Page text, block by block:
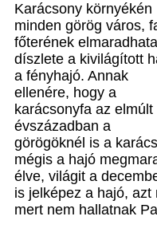
Karácsony környékén
minden görög város,
főterének
díszlete a kivilágított
a fényhajó. Annak
ellenére, hogy a
karácsonyfa az elmúlt
évszázadban a
görögöknél is a
mégis a hajó
élve, világit a
is jelképez a hajó,
mert nem hallatnak